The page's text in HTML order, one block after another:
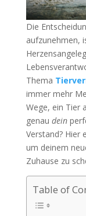
Die
aufzunehmen,
Thema
immer mehr
Wege, ein Tier
genau dein
Verstand? Hier
um deinem
Zuhause zu
Table of